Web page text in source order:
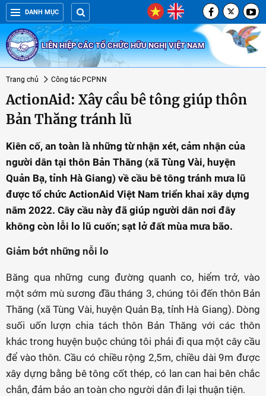
DANH MỤC
LIÊN HIỆP CÁC TỔ CHỨC HỮU NGHỊ VIỆT NAM
Trang chủ Công tác PCPNN
ActionAid: Xây cầu bê tông giúp thôn
Bản Thăng tránh lũ
Kiên cố, an toàn là những từ nhận xét, cảm nhận của
người dân tại thôn Bản Thăng (xã Tùng Vài, huyện
Quản Bạ, tỉnh Hà Giang) về cầu bê tông tránh mưa lũ
được tổ chức ActionAid Việt Nam triển khai xây dựng
năm 2022. Cây cầu này đã giúp người dân nơi đây
không còn lỗi lo lũ cuốn; sạt lở đất mùa mưa bão.
Giảm bớt những nỗi lo
Băng qua những cung đường quanh co, hiểm trở, vào
một sớm mù sương đầu tháng 3, chúng tôi đến thôn Bản
Thăng (xã Tùng Vài, huyện Quản Bạ, tỉnh Hà Giang). Dòng
suối uốn lượn chia tách thôn Bản Thăng với các thôn
khác trong huyện buộc chúng tôi phải đi qua một cây cầu
để vào thôn. Cầu có chiều rộng 2,5m, chiều dài 9m được
xây dựng bằng bê tông cốt thép, có lan can hai bên chắc
chắn, đảm bảo an toàn cho người dân đi lại thuận tiện.